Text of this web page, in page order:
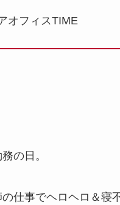
オフィスTIME
の日。
仕事でヘロヘロ＆寝